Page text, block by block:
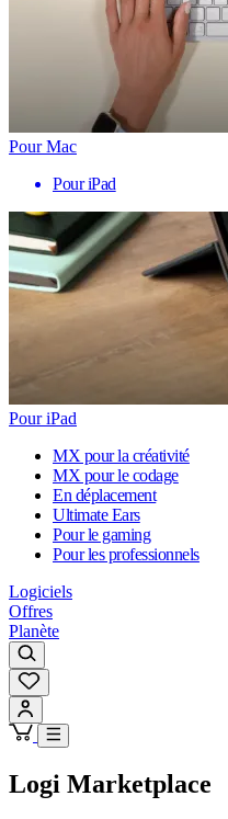
Pour Mac
Pour iPad
Pour iPad
MX pour la créativité
MX pour le codage
En déplacement
Ultimate Ears
Pour le gaming
Pour les professionnels
Logiciels
Offres
Planète
Logi Marketplace